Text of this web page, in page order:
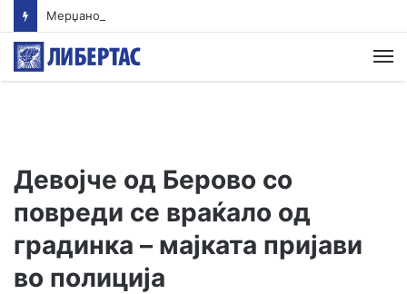
Девојче од Берово со
повреди се враќало од
градинка – мајката пријави
во полиција